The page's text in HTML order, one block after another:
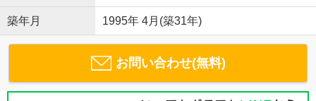
築年月 1995年 4月(築31年)
お問い合わせ(無料)